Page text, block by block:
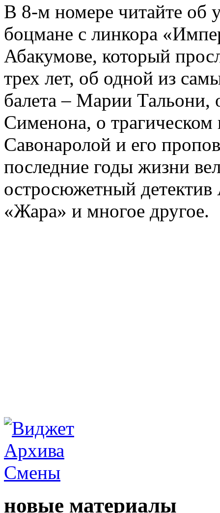
В 8-м номере читайте об
боцмане с линкора
Абакумове, который
трех лет, об одной из
балета – Марии
Сименона, о трагическом
Савонаролой и его
последние годы жизни
остросюжетный детектив
«Жара» и многое другое.
новые материалы